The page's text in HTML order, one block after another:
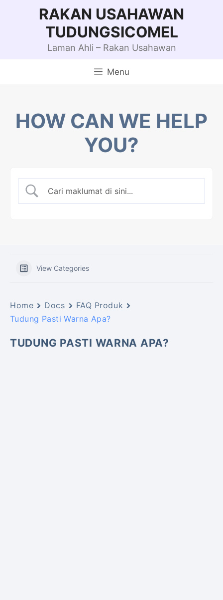
RAKAN USAHAWAN
TUDUNGSICOMEL
Laman Ahli – Rakan Usahawan
Menu
HOW CAN WE HELP
YOU?
View Categories
Home Docs
FAQ Produk
Tudung Pasti Warna Apa?
TUDUNG PASTI WARNA APA?